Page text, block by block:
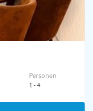
Personen
1 - 4